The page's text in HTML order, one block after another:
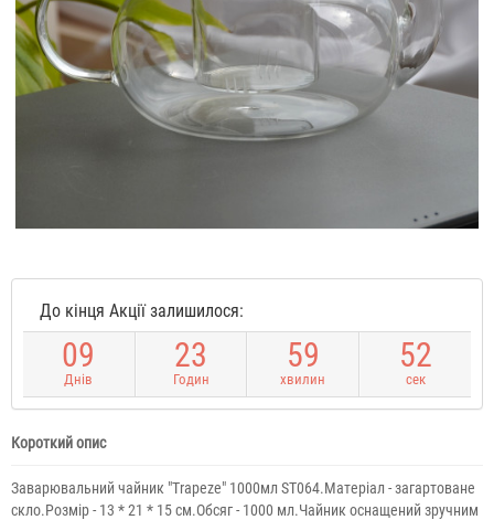
До кінця Акції залишилося:
09
Днів
23
Годин
59
хвилин
51
сек
Короткий опис
Заварювальний чайник "Trapeze" 1000мл ST064.Матеріал - загартоване
скло.Розмір - 13 * 21 * 15 см.Обсяг - 1000 мл.Чайник оснащений зручним